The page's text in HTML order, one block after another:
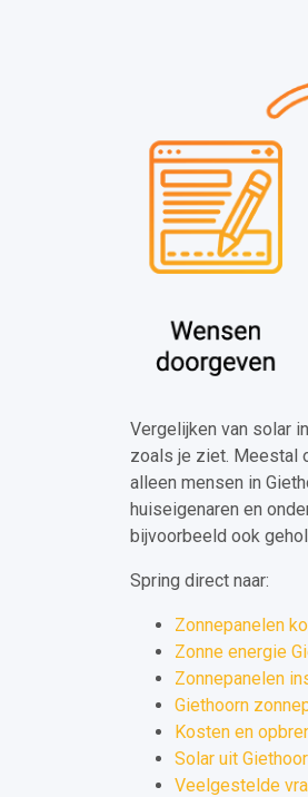
Vergelijken van solar
zoals je ziet. Meestal
alleen mensen in
huiseigenaren en
bijvoorbeeld ook
Spring direct naar:
Zonnepanelen
Zonne energie
Zonnepanelen
Giethoorn
Kosten en
Solar uit
Veelgestelde